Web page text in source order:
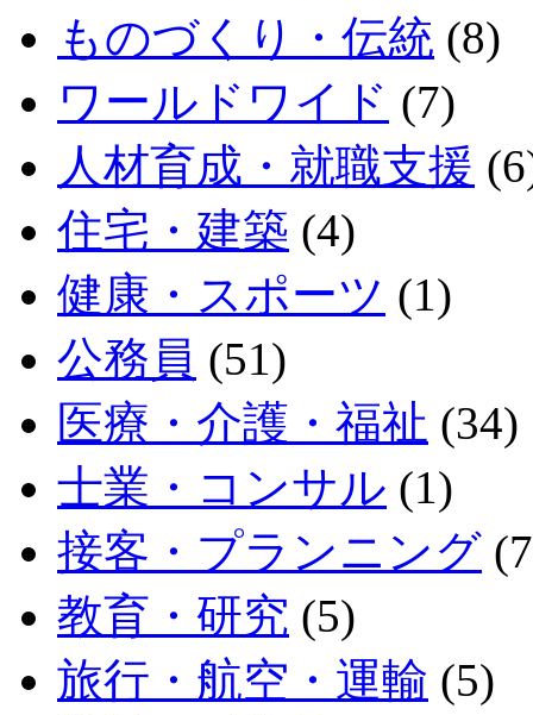
ものづくり・伝統 (8)
ワールドワイド (7)
人材育成・就職支援
住宅・建築 (4)
健康・スポーツ (1)
公務員 (51)
医療・介護・福祉 (34)
士業・コンサル (1)
接客・プランニング
教育・研究 (5)
旅行・航空・運輸 (5)